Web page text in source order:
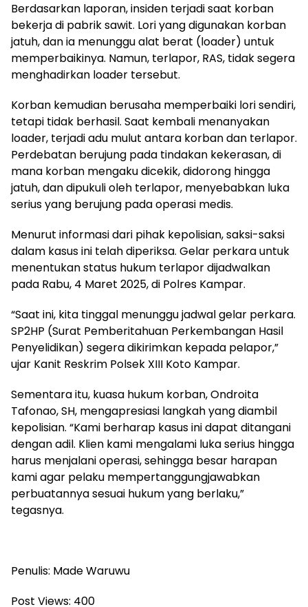
Berdasarkan laporan, insiden terjadi saat korban
bekerja di pabrik sawit. Lori yang digunakan korban
jatuh, dan ia menunggu alat berat (loader) untuk
memperbaikinya. Namun, terlapor, RAS, tidak segera
menghadirkan loader tersebut.
Korban kemudian berusaha memperbaiki lori sendiri,
tetapi tidak berhasil. Saat kembali menanyakan
loader, terjadi adu mulut antara korban dan terlapor.
Perdebatan berujung pada tindakan kekerasan, di
mana korban mengaku dicekik, didorong hingga
jatuh, dan dipukuli oleh terlapor, menyebabkan luka
serius yang berujung pada operasi medis.
Menurut informasi dari pihak kepolisian, saksi-saksi
dalam kasus ini telah diperiksa. Gelar perkara untuk
menentukan status hukum terlapor dijadwalkan
pada Rabu, 4 Maret 2025, di Polres Kampar.
“Saat ini, kita tinggal menunggu jadwal gelar perkara.
SP2HP (Surat Pemberitahuan Perkembangan Hasil
Penyelidikan) segera dikirimkan kepada pelapor,”
ujar Kanit Reskrim Polsek XIII Koto Kampar.
Sementara itu, kuasa hukum korban, Ondroita
Tafonao, SH, mengapresiasi langkah yang diambil
kepolisian. “Kami berharap kasus ini dapat ditangani
dengan adil. Klien kami mengalami luka serius hingga
harus menjalani operasi, sehingga besar harapan
kami agar pelaku mempertanggungjawabkan
perbuatannya sesuai hukum yang berlaku,”
tegasnya.
Penulis: Made Waruwu
Post Views: 400